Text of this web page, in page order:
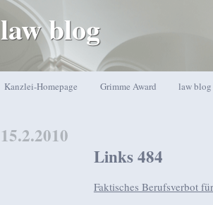
law blog
Zum Inhalt wechseln
Zum sekundären Inhalt wechseln
Kanzlei-Homepage Grimme Award law
Links 484
15.2.2010
Faktisches Berufsverbot